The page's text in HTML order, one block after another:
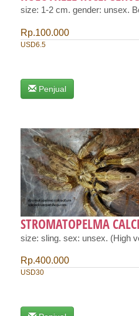
size: 1-2 cm. gender: unsex.
Rp.100.000
USD6.5
Penjual
STROMATOPELMA
size: sling. sex: unsex. (High
Rp.400.000
USD30